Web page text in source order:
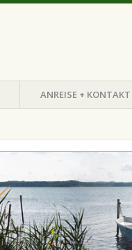
ANREISE + KONTAKT